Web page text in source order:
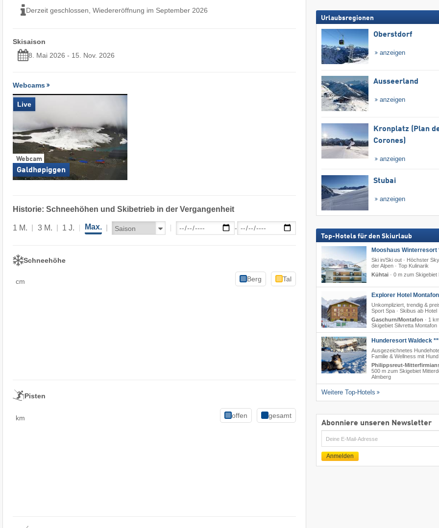
Derzeit geschlossen, Wiedereröffnung im September 2026
Skisaison
8. Mai 2026 - 15. Nov. 2026
Webcams
Webcam
Galdhøpiggen
Live
Historie: Schneehöhen und Skibetrieb in der Vergangenheit
1 M. 3 M. 1 J. Max. -
Schneehöhe
cm Berg Tal
Pisten
km offen gesamt
Urlaubsregionen
Oberstdorf
anzeigen
Ausseerland
anzeigen
Kronplatz (Plan
Corones)
anzeigen
Stubai
anzeigen
Top-Hotels für den Skiurlaub
Mooshaus Winterresort
Ski in/Ski out · Höchster
der Alpen · Top Kulinarik
Kühtai· 0 m zum Skigebiet
Explorer Hotel Montafon
Unkompliziert, trendig &
Sport Spa · Skibus ab Hotel
Gaschurn/Montafon · 1
Skigebiet Silvretta Montafon
Hunderesort Waldeck
Ausgezeichnetes
Familie & Wellness mit Hund
Philippsreut-
500 m zum Skigebiet
Almberg
Weitere Top-Hotels
Abonniere unseren Newsletter
E-
Mail
Anmelden